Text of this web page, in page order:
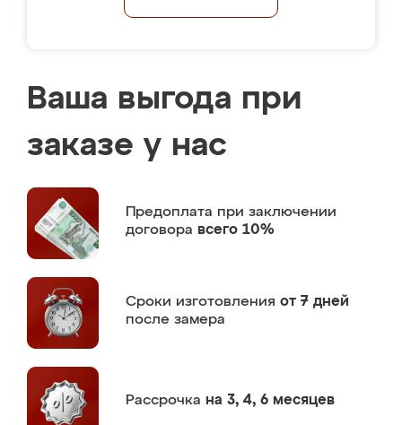
Ваша выгода при
заказе у нас
Предоплата при заключении
договора всего 10%
Сроки изготовления от 7 дней
после замера
Рассрочка на 3, 4, 6 месяцев